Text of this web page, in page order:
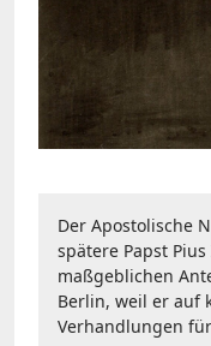
Der Apostolische
spätere Papst
maßgeblichen
Berlin, weil er auf
Verhandlungen